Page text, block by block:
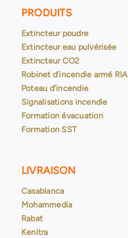
PRODUITS
Extincteur poudre
Extincteur eau pulvérisée
Extincteur CO2
Robinet d’incendie armé RIA
Poteau d’incendie
Signalisations incendie
Formation évacuation
Formation SST
LIVRAISON
Casablanca
Mohammedia
Rabat
Kenitra